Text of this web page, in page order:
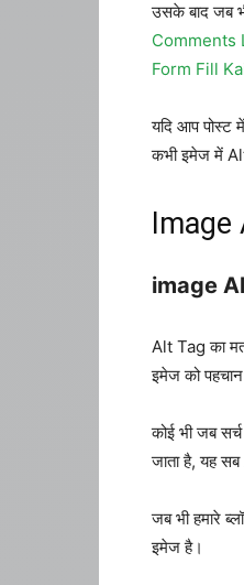
उसके बाद जब
Comments
Form Fill
यदि आप पोस्ट
कभी इमेज में
Image
image
Alt Tag का
इमेज को पहचान
कोई भी जब
जाता है, यह
जब भी हमारे
इमेज है।